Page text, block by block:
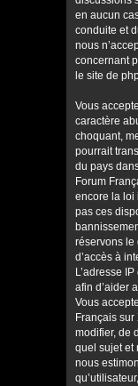
en aucun
conduite et
nous
concernant
le site de
Vous
caractère
choquant,
pourrait
du pays
Forum
encore la loi
pas ces
réservons le
d’accès à
L’adresse
afin d’aider
Vous
Français
modifier, de
quel sujet et
nous